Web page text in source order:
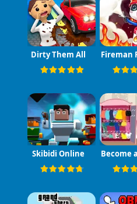
Dirty Them All
Skibidi Online